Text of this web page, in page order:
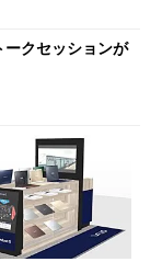
ークセッションが